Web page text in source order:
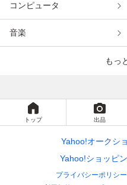
コンピュータ
音楽
もっ
トップ 出品
Yahoo!オークシ
Yahoo!ショッピ
プライバシーポリシー